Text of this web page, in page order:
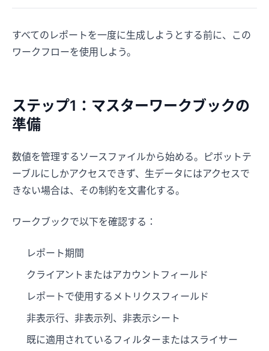
すべてのレポートを一度に生成しようとする前に、この
ワークフローを使用しよう。
ステップ1：マスターワークブックの
準備
数値を管理するソースファイルから始める。ピボットテ
ーブルにしかアクセスできず、生データにはアクセスで
きない場合は、その制約を文書化する。
ワークブックで以下を確認する：
レポート期間
クライアントまたはアカウントフィールド
レポートで使用するメトリクスフィールド
非表示行、非表示列、非表示シート
既に適用されているフィルターまたはスライサー